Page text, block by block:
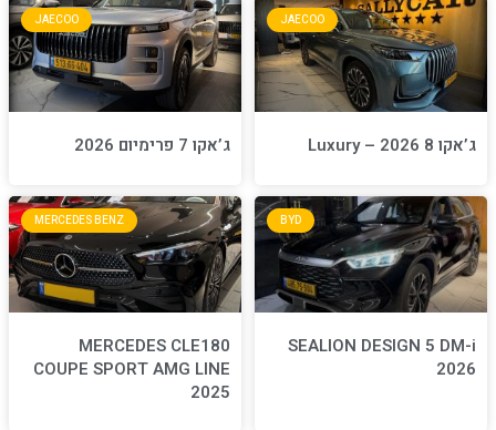
JAECOO
ג’אקו 7 פרימיום 2026
BYD
MERCEDES BENZ
MERCEDES CLE180
COUPE SPORT AMG LINE